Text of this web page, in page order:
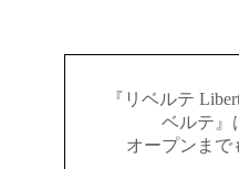
『リベルテ
ベルテ』
オープンまで